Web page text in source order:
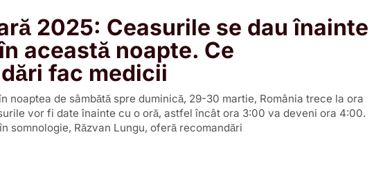
2025: Ceasurile se dau înainte
această noapte. Ce
fac medicii
noaptea de sâmbătă spre duminică, 29-30 martie, România trece la ora
vor fi date înainte cu o oră, astfel încât ora 3:00 va deveni ora 4:00.
somnologie, Răzvan Lungu, oferă recomandări